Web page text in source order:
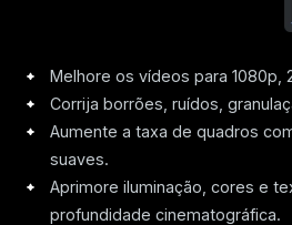
Melhore os vídeos para 1080p,
Corrija borrões, ruídos,
Aumente a taxa de quadros
suaves.
Aprimore iluminação, cores e
profundidade cinematográfica.